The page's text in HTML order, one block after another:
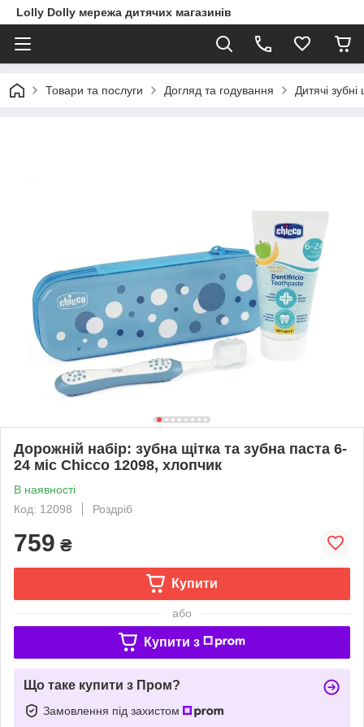
Lolly Dolly мережа дитячих магазинів
Товари та послуги Догляд та годування Дитячі
Дорожній набір: зубна щітка та зубна паста 6-
24 міс Chicco 12098, хлопчик
В наявності
Код: 12098
Роздріб
759 ₴
Купити
або
Купити з
Що таке купити з Пром?
Замовлення під захистом